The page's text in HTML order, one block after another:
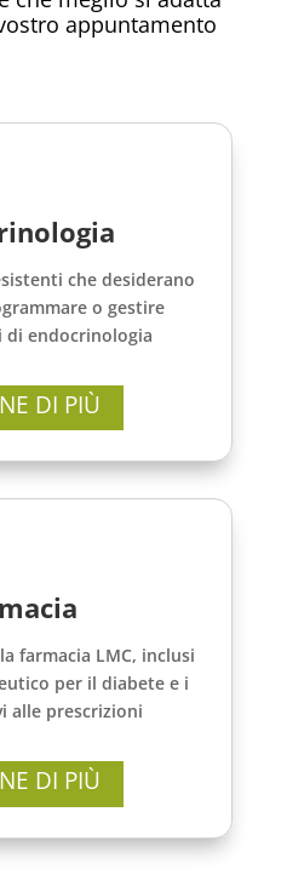
appuntamento.
che desiderano
o gestire
endocrinologia.
DI PIÙ
farmacia LMC, inclusi
per il diabete e i
alle prescrizioni.
DI PIÙ